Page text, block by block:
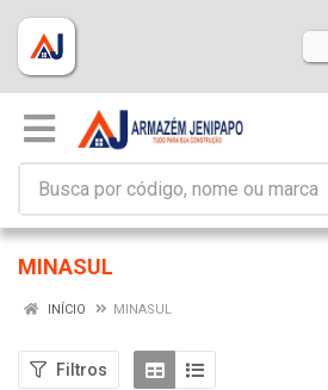
MINASUL
INÍCIO MINASUL
Filtros